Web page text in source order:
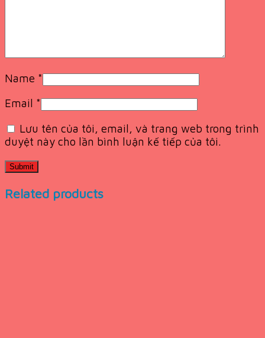
Name *
Email *
Lưu tên của tôi, email, và trang web trong trình
duyệt này cho lần bình luận kế tiếp của tôi.
Related products